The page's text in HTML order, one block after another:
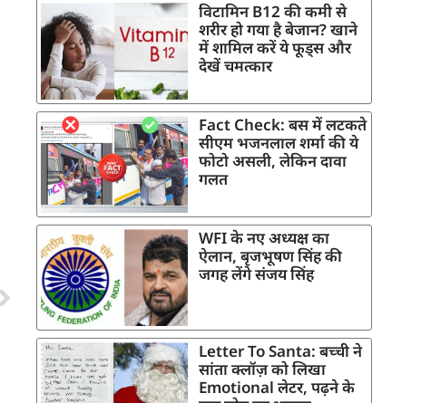
विटामिन B12 की कमी से
शरीर हो गया है बेजान? खाने
में शामिल करें ये फूड्स और
देखें चमत्कार
Fact Check: बस में लटकते
सीएम भजनलाल शर्मा की ये
फोटो असली, लेकिन दावा
गलत
WFI के नए अध्यक्ष का
ऐलान, बृजभूषण सिंह की
जगह लेंगे संजय सिंह
Letter To Santa: बच्ची ने
सांता क्लॉज़ को लिखा
Emotional लेटर, पढ़ने के